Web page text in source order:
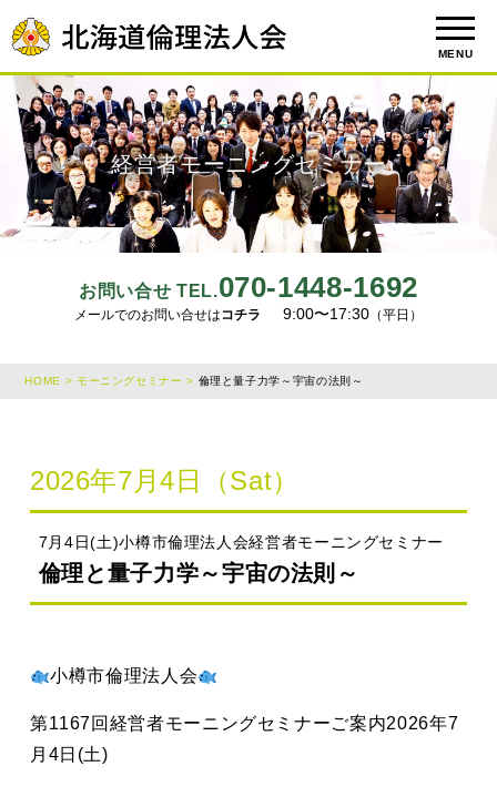
MENU
お問い合せ TEL.070-1448-1692
メールでのお問い合せはコチラ 9:00〜17:30 （平日）
経営者モーニングセミナー
HOME > モーニングセミナー > 倫理と量子力学～宇宙の法則～
2026年7月4日（Sat）
7月4日(土)小樽市倫理法人会経営者モーニングセミナー
倫理と量子力学～宇宙の法則～
小樽市倫理法人会
第1167回 経営者モーニングセミナーご案内2026年7
月4日(土)